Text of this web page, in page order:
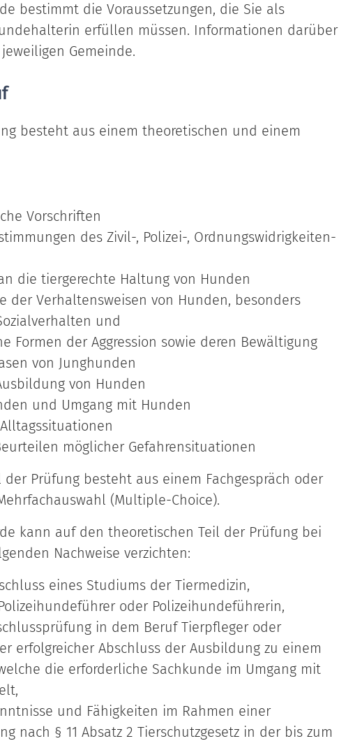
bestimmt die Voraussetzungen, die Sie als
erfüllen müssen. Informationen darüber
Gemeinde.
besteht aus einem theoretischen und einem
Vorschriften
des Zivil-, Polizei-, Ordnungswidrigkeiten-
die tiergerechte Haltung von Hunden
der Verhaltensweisen von Hunden, besonders
und
Formen der Aggression sowie deren Bewältigung
von Junghunden
ung von Hunden
und Umgang mit Hunden
möglicher Gefahrensituationen
der Prüfung besteht aus einem Fachgespräch oder
(Multiple-Choice).
kann auf den theoretischen Teil der Prüfung bei
Nachweise verzichten:
eines Studiums der Tiermedizin,
oder Polizeihundeführerin,
in dem Beruf Tierpfleger oder
erfolgreicher Abschluss der Ausbildung zu einem
die erforderliche Sachkunde im Umgang mit
und Fähigkeiten im Rahmen einer
nach § 11 Absatz 2 Tierschutzgesetz in der bis zum